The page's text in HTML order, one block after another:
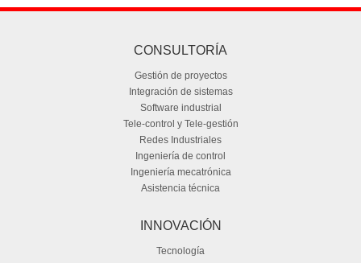
CONSULTORÍA
Gestión de proyectos
Integración de sistemas
Software industrial
Tele-control y Tele-gestión
Redes Industriales
Ingeniería de control
Ingeniería mecatrónica
Asistencia técnica
INNOVACIÓN
Tecnología